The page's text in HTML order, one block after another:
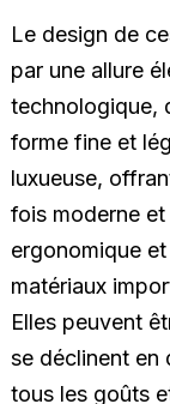
Le design de
par une allure
technologique,
forme fine et
luxueuse,
fois moderne
ergonomique
matériaux
Elles peuvent
se déclinent en
tous les goûts